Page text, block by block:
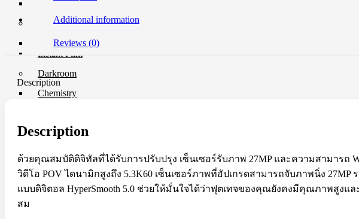
UV Filter
Film
Film 35 MM.
Instant Film
Darkroom
Chemistry
Video Making Gear
Pole & Boompole
Connector Cable
Control Cable
Dollies
Drone Accessories
Additional information
Reviews (0)
Description
Description
ด้วยคุณสมบัติดิจิทัลที่ได้รับการปรับปรุง เซ็นเซอร์รับภาพ 27MP และความสามารถ
วิดีโอ POV ไดนามิกสูงถึง 5.3K60 เซ็นเซอร์ภาพที่อัปเกรดสามารถจับภาพนิ่ง
แบบดิจิตอล HyperSmooth 5.0 ช่วยให้มั่นใจได้ว่าฟุตเทจของคุณยังคงมีคุณภาพสูงแ
สม